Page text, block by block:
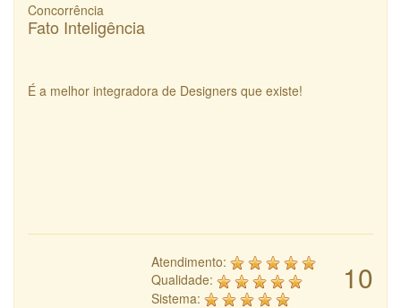
Concorrência
Fato Inteligência
É a melhor integradora de Designers que existe!
10
Atendimento:
Qualidade:
Sistema: